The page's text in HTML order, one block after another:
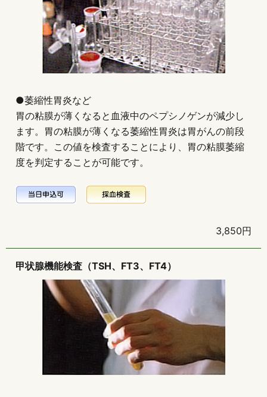
●萎縮性胃炎など
胃の粘膜が薄くなると血液中のペプシノゲンが減少し
ます。胃の粘膜が薄くなる萎縮性胃炎は胃がんの前段
階です。この値を検査することにより、胃の粘膜萎縮
度を判定することが可能です。
3,850円
甲状腺機能検査（TSH、FT3、FT4）